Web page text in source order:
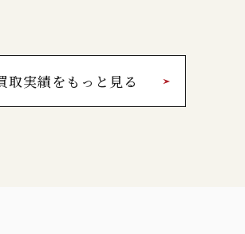
取実績をもっと見る